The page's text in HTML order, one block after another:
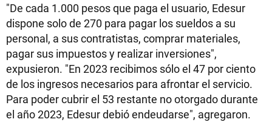
"De cada 1.000 pesos que paga el usuario, Edesur
dispone solo de 270 para pagar los sueldos a su
personal, a sus contratistas, comprar materiales,
pagar sus impuestos y realizar inversiones",
expusieron. "En 2023 recibimos sólo el 47 por ciento
de los ingresos necesarios para afrontar el servicio.
Para poder cubrir el 53 restante no otorgado durante
el año 2023, Edesur debió endeudarse", agregaron.